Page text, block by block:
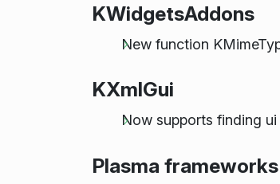
KWidgetsAddons
New function
KXmlGui
Now supports finding
Plasma frameworks